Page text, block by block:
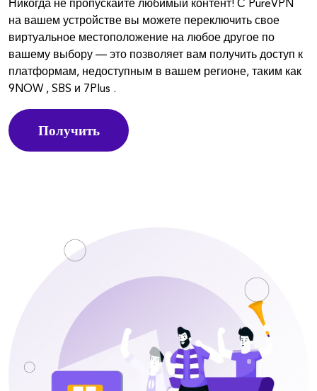
Никогда не пропускайте любимый контент! С PureVPN
на вашем устройстве вы можете переключить свое
виртуальное местоположение на любое другое по
вашему выбору — это позволяет вам получить доступ к
платформам, недоступным в вашем регионе, таким как
9NOW , SBS и 7Plus .
Получить